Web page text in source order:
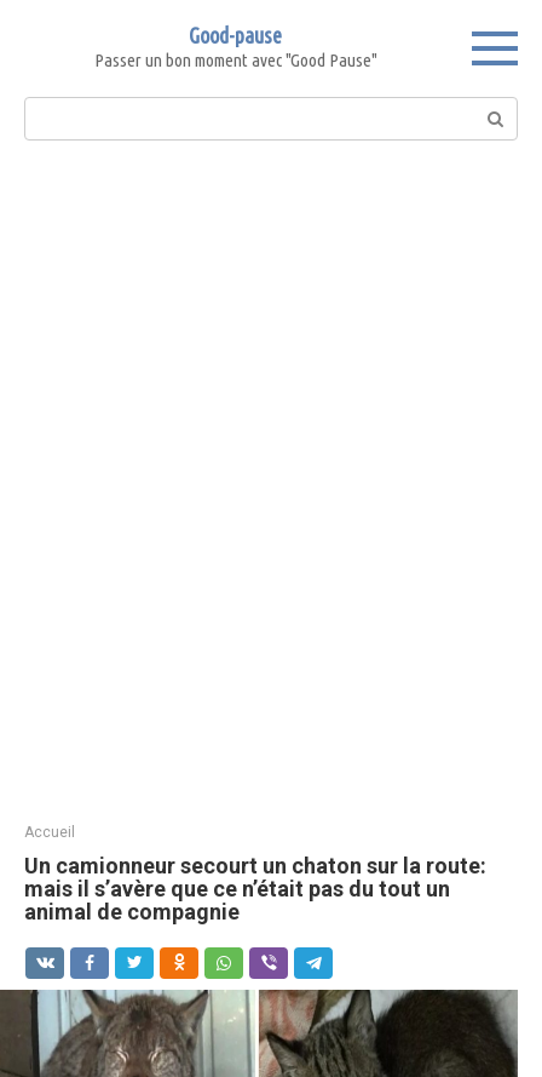
Good-pause
Passer un bon moment avec "Good Pause"
Search:
Accueil
Un camionneur secourt un chaton sur la route:
mais il s’avère que ce n’était pas du tout un
animal de compagnie